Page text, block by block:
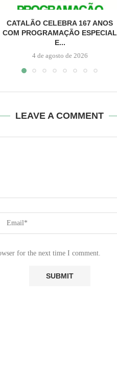
CATALÃO CELEBRA 167 ANOS
COM PROGRAMAÇÃO ESPECIAL
E...
4 de agosto de 2026
LEAVE A COMMENT
for the next time I comment.